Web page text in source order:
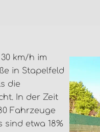
km/h im
in Stapelfeld
die
In der Zeit
Fahrzeuge
sind etwa 18%